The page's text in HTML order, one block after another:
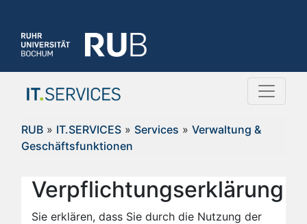
RUB » IT.SERVICES » Services » Verwaltung &
Geschäftsfunktionen
Verpflichtungserklärung
Sie erklären, dass Sie durch die Nutzung der